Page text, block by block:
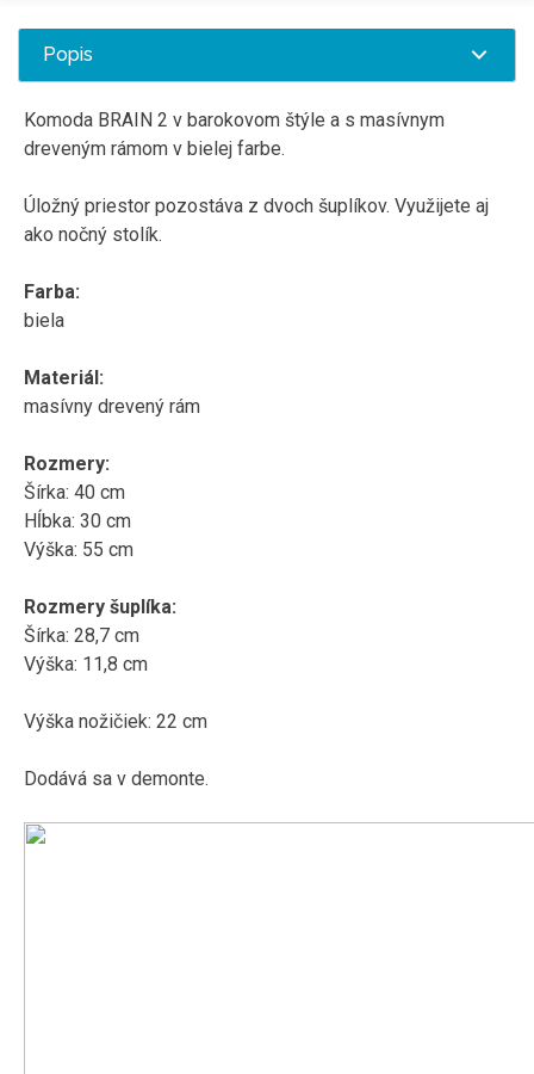
Popis
Komoda BRAIN 2 v barokovom štýle a s masívnym
dreveným rámom v bielej farbe.
Úložný priestor pozostáva z dvoch šuplíkov. Využijete aj
ako nočný stolík.
Farba:
biela
Materiál:
masívny drevený rám
Rozmery:
Šírka: 40 cm
Hĺbka: 30 cm
Výška: 55 cm
Rozmery šuplíka:
Šírka: 28,7 cm
Výška: 11,8 cm
Výška nožičiek: 22 cm
Dodává sa v demonte.